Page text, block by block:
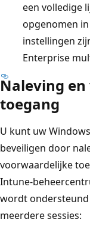
een volledige
opgenomen in
instellingen
Enterprise
Naleving
toegang
U kunt uw
beveiligen door
voorwaardelijke
Intune-
wordt
meerdere sessies: